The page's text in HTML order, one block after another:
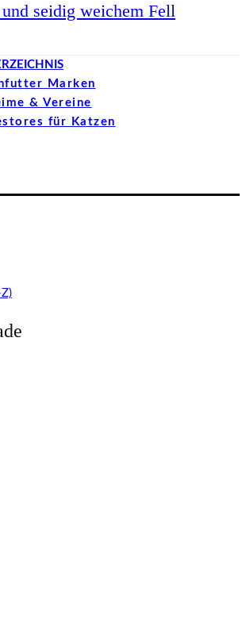
seidig weichem Fell
Marken
& Vereine
für Katzen